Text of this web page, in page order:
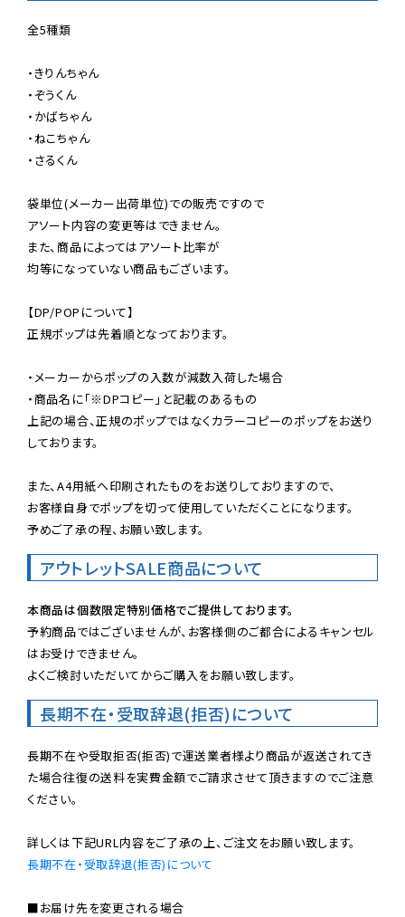
全5種類
・きりんちゃん
・ぞうくん
・かばちゃん
・ねこちゃん
・さるくん
袋単位(メーカー出荷単位)での販売ですので
アソート内容の変更等はできません。
また、商品によってはアソート比率が
均等になっていない商品もございます。
【DP/POPについて】
正規ポップは先着順となっております。
・メーカーからポップの入数が減数入荷した場合
・商品名に「※DPコピー」と記載のあるもの
上記の場合、正規のポップではなくカラーコピーのポップをお送り
しております。
また、A4用紙へ印刷されたものをお送りしておりますので、
お客様自身でポップを切って使用していただくことになります。
予めご了承の程、お願い致します。
アウトレットSALE商品について
本商品は個数限定特別価格でご提供しております。
予約商品ではございませんが、お客様側のご都合によるキャンセル
はお受けできません。
よくご検討いただいてからご購入をお願い致します。
長期不在・受取辞退(拒否)について
長期不在や受取拒否(拒否)で運送業者様より商品が返送されてき
た場合往復の送料を実費金額でご請求させて頂きますのでご注意
ください。
長期不在・受取辞退(拒否)について